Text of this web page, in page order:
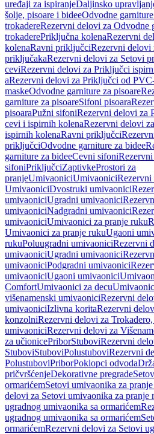
uređaji za ispiranjeDaljinsko
šolje, pisoare i bideeOdvodne
trokadereRezervni delovi za Odvodne
trokaderePriključna kolenaRezervni
kolenaRavni priključciRezervni
priključakaRezervni delovi za Setovi
ceviRezervni delovi za Priključci
aRezervni delovi za Priključci od
maskeOdvodne garniture za pisoare
garniture za pisoareSifoni pisoara
pisoaraPužni sifoniRezervni delovi za
cevi i ispirnih kolenaRezervni delovi
ispirnih kolenaRavni priključci
priključciOdvodne garniture za bidee
garniture za bideeCevni sifoni
sifoniPriključciZaptivkeProstori za
pranjeUmivaoniciUmivaoniciRezervni
UmivaoniciDvostruki umivaonici
umivaoniciUgradni umivaonici
umivaoniciNadgradni umivaonici
umivaoniciUmivaonici za pranje ruku
Umivaonici za pranje rukuUgaoni
rukuPoluugradni umivaoniciRezervni
umivaoniciUgradni umivaonici
umivaoniciPodgradni umivaonici
umivaoniciUgaoni umivaonici
ComfortUmivaonici za decu
višenamenski umivaoniciRezervni
umivaoniciIzlivna koritaRezervni
konzolniRezervni delovi za
umivaoniciRezervni delovi za
za učionicePriborStuboviRezervni
StuboviStuboviPolustuboviRezervni
PolustuboviPriborPoklopci odvoda
pričvršćenjeDekorativne pregrade
ormarićemSetovi umivaonika za
delovi za Setovi umivaonika za pranje
ugradnog umivaonika sa ormarićem
ugradnog umivaonika sa ormarićem
ormarićemRezervni delovi za Setovi